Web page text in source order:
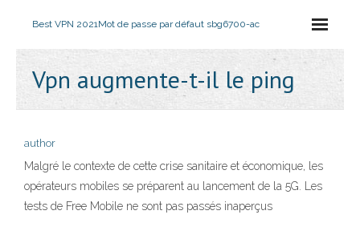
Best VPN 2021Mot de passe par défaut sbg6700-ac
Vpn augmente-t-il le ping
author
Malgré le contexte de cette crise sanitaire et économique, les
opérateurs mobiles se préparent au lancement de la 5G. Les
tests de Free Mobile ne sont pas passés inaperçus